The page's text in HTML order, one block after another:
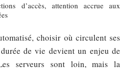
d’accès, attention accrue aux
choisir où circulent ses
de vie devient un enjeu de
serveurs sont loin, mais la